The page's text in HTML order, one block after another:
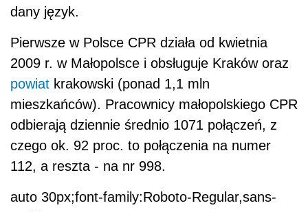
dany język.
Pierwsze w Polsce CPR działa od kwietnia
2009 r. w Małopolsce i obsługuje Kraków oraz
powiat krakowski (ponad 1,1 mln
mieszkańców). Pracownicy małopolskiego CPR
odbierają dziennie średnio 1071 połączeń, z
czego ok. 92 proc. to połączenia na numer
112, a reszta - na nr 998.
auto 30px;font-family:Roboto-Regular,sans-